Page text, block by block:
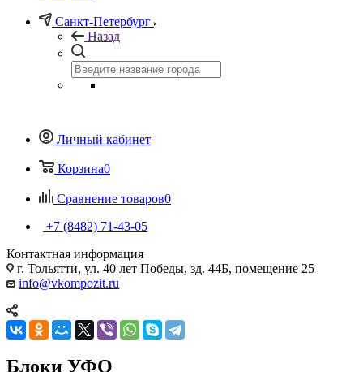
Санкт-Петербург
Назад
Личный кабинет
Корзина0
Сравнение товаров0
+7 (8482) 71-43-05
Контактная информация
г. Тольятти, ул. 40 лет Победы, зд. 44Б, помещение 25
info@vkompozit.ru
Блоки УФО